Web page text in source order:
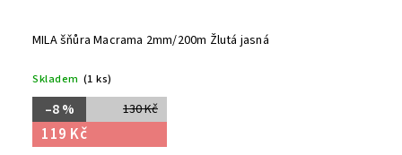
MILA šňůra Macrama 2mm/200m Žlutá jasná
Skladem (1 ks)
130 Kč
–8 %
119 Kč